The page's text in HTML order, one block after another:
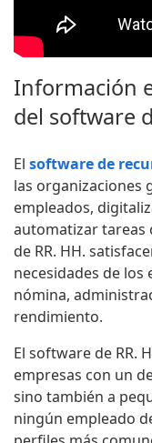
Información
del software
El software de
las organizaciones
empleados,
automatizar tareas
de RR. HH.
necesidades de
nómina,
rendimiento.
El software de RR.
empresas con un
sino también a
ningún empleado